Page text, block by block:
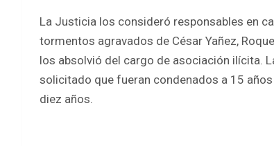
La Justicia los consideró responsables en
tormentos agravados de César Yañez,
los absolvió del cargo de asociación ilícita.
solicitado que fueran condenados a 15
diez años.